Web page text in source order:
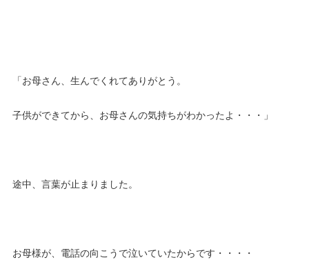
「お母さん、生んでくれてありがとう。
子供ができてから、お母さんの気持ちがわかったよ・・・」
途中、言葉が止まりました。
お母様が、電話の向こうで泣いていたからです・・・・